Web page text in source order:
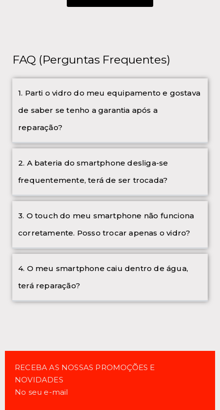
FAQ (Perguntas Frequentes)
1. Parti o vidro do meu equipamento e gostava
de saber se tenho a garantia após a
reparação?
2. A bateria do smartphone desliga-se
frequentemente, terá de ser trocada?
3. O touch do meu smartphone não funciona
corretamente. Posso trocar apenas o vidro?
4. O meu smartphone caiu dentro de água,
terá reparação?
RECEBA AS NOSSAS PROMOÇÕES E
NOVIDADES
No seu e-mail